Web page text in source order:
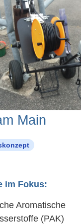
Main
im Fokus:
Aromatische
(PAK)